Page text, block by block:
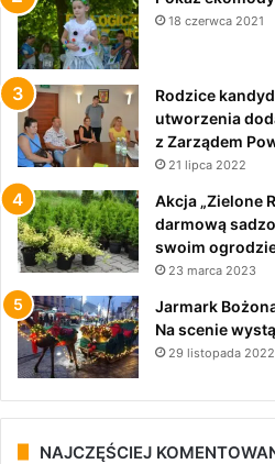
18 czerwca 2021
Rodzice
utworzenia
z Zarządem
21 lipca 2022
Akcja „Zielone
darmową
swoim
23 marca 2023
Jarmark
Na scenie
29 listopada 2022
NAJCZĘŚCIEJ